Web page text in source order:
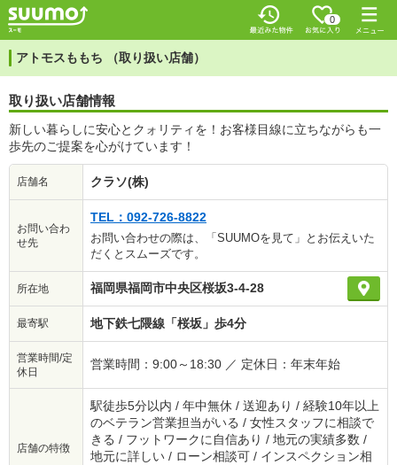
0
アトモスももち （取り扱い店舗）
取り扱い店舗情報
新しい暮らしに安心とクォリティを！お客様目線に立ちながらも一
歩先のご提案を心がけています！
店舗名 クラソ(株)
お問い合わ
せ先
TEL：092-726-8822
お問い合わせの際は、「SUUMOを見て」とお伝えいた
だくとスムーズです。
所在地 福岡県福岡市中央区桜坂3-4-28
最寄駅 地下鉄七隈線「桜坂」歩4分
営業時間/定
休日
営業時間：9:00～18:30 ／ 定休日：年末年始
店舗の特徴
駅徒歩5分以内 / 年中無休 / 送迎あり / 経験10年以上
のベテラン営業担当がいる / 女性スタッフに相談で
きる / フットワークに自信あり / 地元の実績多数 /
地元に詳しい / ローン相談可 / インスペクション相